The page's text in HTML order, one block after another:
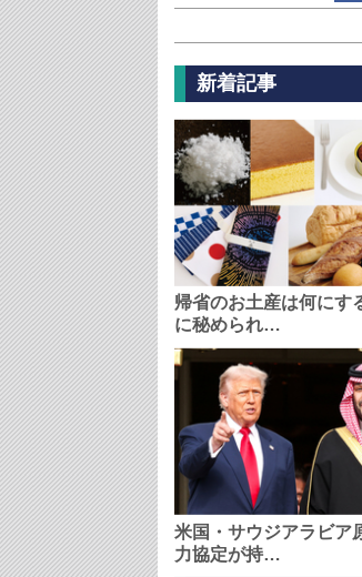
新着記事
帰省のお土産は何にす
に秘められ…
米国・サウジアラビア
力協定が持…